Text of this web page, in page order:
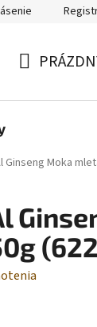
Ginseng Moka